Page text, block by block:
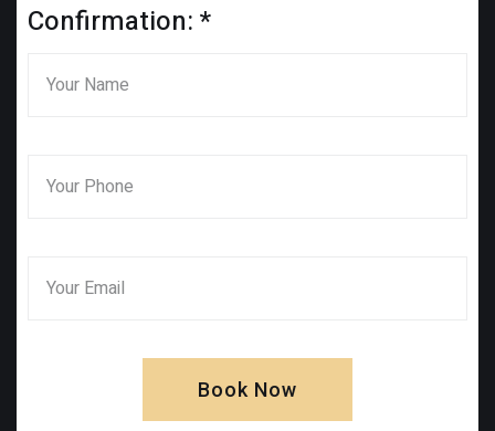
Confirmation: *
Book Now